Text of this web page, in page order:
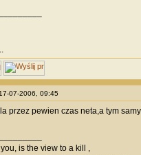
07-2006, 09:45
przez pewien czas neta,a tym
is the view to a kill ,